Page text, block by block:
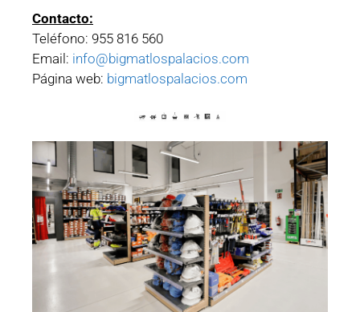
Contacto:
Teléfono: 955 816 560
Email: info@bigmatlospalacios.com
Página web: bigmatlospalacios.com